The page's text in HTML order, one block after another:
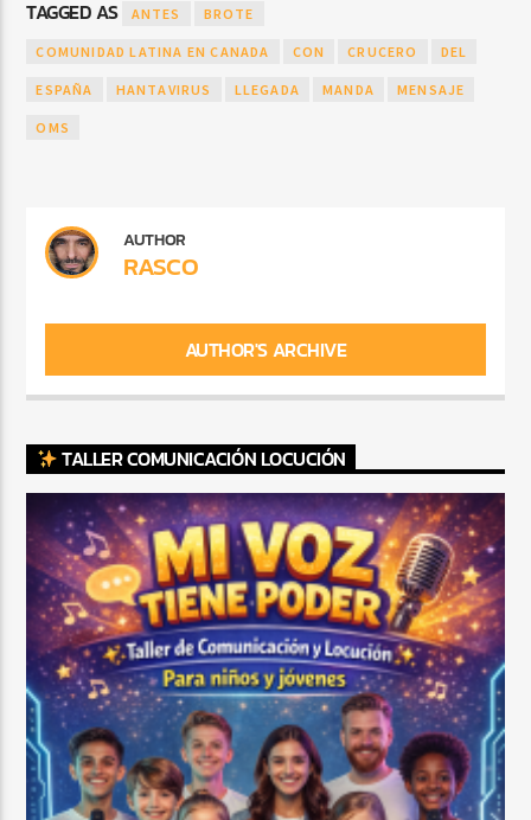
TAGGED AS ANTES BROTE
COMUNIDAD LATINA EN CANADA CON CRUCERO DEL
ESPAÑA HANTAVIRUS LLEGADA MANDA MENSAJE
OMS
AUTHOR
RASCO
AUTHOR'S ARCHIVE
TALLER COMUNICACIÓN LOCUCIÓN